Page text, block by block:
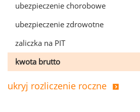
ubezpieczenie chorobowe
ubezpieczenie zdrowotne
zaliczka na PIT
kwota brutto
ukryj rozliczenie roczne